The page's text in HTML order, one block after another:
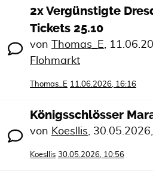
2x Vergünstigte
Tickets 25.10
von Thomas_E,
Flohmarkt
Thomas_E 11.06.2026, 16:16
Königsschlösser
von Koesllis,
Koesllis 30.05.2026, 10:56